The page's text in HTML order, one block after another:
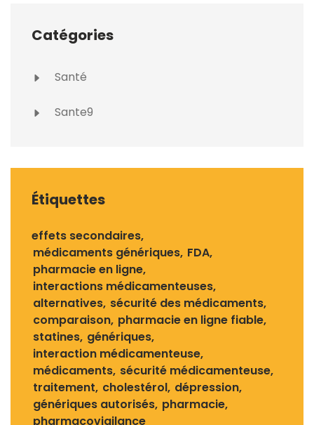
Catégories
Santé
Sante9
Étiquettes
effets secondaires
médicaments génériques FDA
pharmacie en ligne
interactions médicamenteuses
alternatives sécurité des médicaments
comparaison pharmacie en ligne fiable
statines génériques
interaction médicamenteuse
médicaments sécurité médicamenteuse
traitement cholestérol dépression
génériques autorisés pharmacie
pharmacovigilance